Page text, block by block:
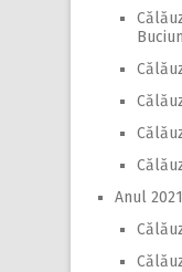
Anul 2021